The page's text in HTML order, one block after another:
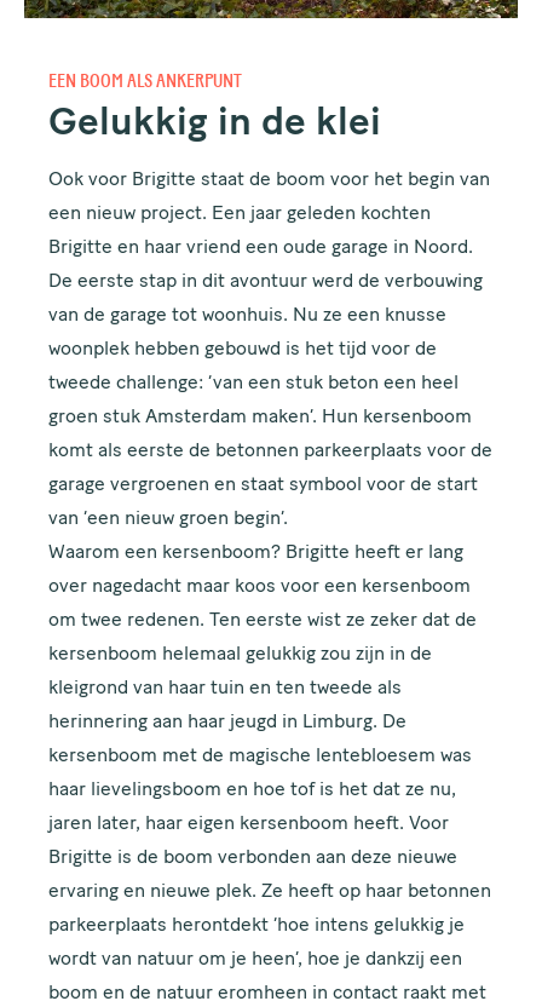
EEN BOOM ALS ANKERPUNT
Gelukkig in de klei
Ook voor Brigitte staat de boom voor het begin van
een nieuw project. Een jaar geleden kochten
Brigitte en haar vriend een oude garage in Noord.
De eerste stap in dit avontuur werd de verbouwing
van de garage tot woonhuis. Nu ze een knusse
woonplek hebben gebouwd is het tijd voor de
tweede challenge: ‘van een stuk beton een heel
groen stuk Amsterdam maken’. Hun kersenboom
komt als eerste de betonnen parkeerplaats voor de
garage vergroenen en staat symbool voor de start
van ‘een nieuw groen begin’.
Waarom een kersenboom? Brigitte heeft er lang
over nagedacht maar koos voor een kersenboom
om twee redenen. Ten eerste wist ze zeker dat de
kersenboom helemaal gelukkig zou zijn in de
kleigrond van haar tuin en ten tweede als
herinnering aan haar jeugd in Limburg. De
kersenboom met de magische lentebloesem was
haar lievelingsboom en hoe tof is het dat ze nu,
jaren later, haar eigen kersenboom heeft. Voor
Brigitte is de boom verbonden aan deze nieuwe
ervaring en nieuwe plek. Ze heeft op haar betonnen
parkeerplaats herontdekt ‘hoe intens gelukkig je
wordt van natuur om je heen’, hoe je dankzij een
boom en de natuur eromheen in contact raakt met